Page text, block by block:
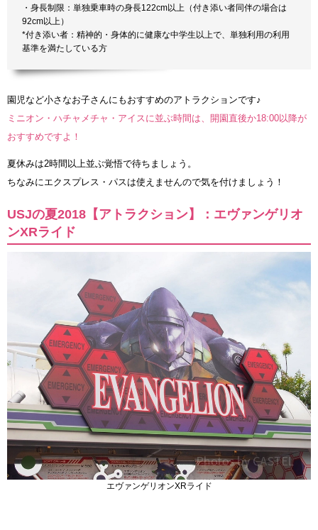
・身長制限：単独乗車時の身長122cm以上（付き添い者同伴の場合は
92cm以上）
*付き添い者：精神的・身体的に健康な中学生以上で、単独利用の利用
基準を満たしている方
園児など小さなお子さんにもおすすめのアトラクションです♪
ミニオン・ハチャメチャ・アイスに並ぶ時間は、開園直後か18:00以降が
おすすめですよ！
夏休みは2時間以上並ぶ覚悟で待ちましょう。
ちなみにエクスプレス・パスは使えませんので気を付けましょう！
USJの夏2018【アトラクション】：エヴァンゲリオ
ンXRライド
エヴァンゲリオンXRライド